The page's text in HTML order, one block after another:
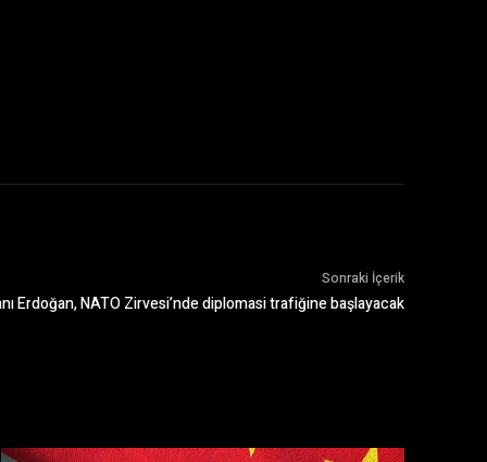
Sonraki İçerik
Erdoğan, NATO Zirvesi’nde diplomasi trafiğine başlayacak